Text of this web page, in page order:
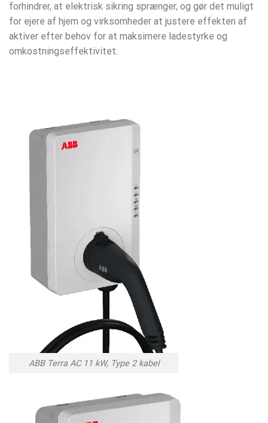
forhindrer, at elektrisk sikring sprænger, og gør det muligt
for ejere af hjem og virksomheder at justere effekten af
aktiver efter behov for at maksimere ladestyrke og
omkostningseffektivitet.
ABB Terra AC 11 kW, Type 2 kabel